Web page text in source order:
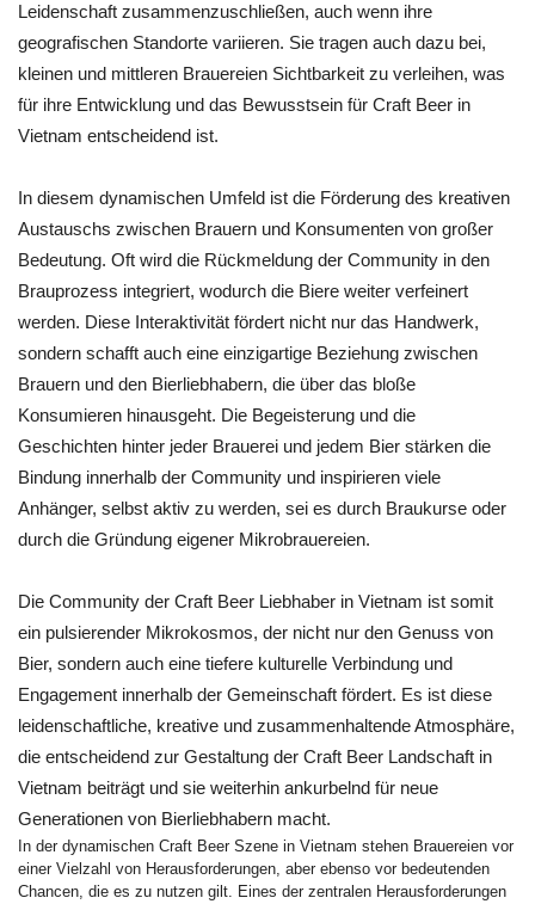
Leidenschaft zusammenzuschließen, auch wenn ihre
geografischen Standorte variieren. Sie tragen auch dazu bei,
kleinen und mittleren Brauereien Sichtbarkeit zu verleihen, was
für ihre Entwicklung und das Bewusstsein für Craft Beer in
Vietnam entscheidend ist.
In diesem dynamischen Umfeld ist die Förderung des kreativen
Austauschs zwischen Brauern und Konsumenten von großer
Bedeutung. Oft wird die Rückmeldung der Community in den
Brauprozess integriert, wodurch die Biere weiter verfeinert
werden. Diese Interaktivität fördert nicht nur das Handwerk,
sondern schafft auch eine einzigartige Beziehung zwischen
Brauern und den Bierliebhabern, die über das bloße
Konsumieren hinausgeht. Die Begeisterung und die
Geschichten hinter jeder Brauerei und jedem Bier stärken die
Bindung innerhalb der Community und inspirieren viele
Anhänger, selbst aktiv zu werden, sei es durch Braukurse oder
durch die Gründung eigener Mikrobrauereien.
Die Community der Craft Beer Liebhaber in Vietnam ist somit
ein pulsierender Mikrokosmos, der nicht nur den Genuss von
Bier, sondern auch eine tiefere kulturelle Verbindung und
Engagement innerhalb der Gemeinschaft fördert. Es ist diese
leidenschaftliche, kreative und zusammenhaltende Atmosphäre,
die entscheidend zur Gestaltung der Craft Beer Landschaft in
Vietnam beiträgt und sie weiterhin ankurbelnd für neue
Generationen von Bierliebhabern macht.
In der dynamischen Craft Beer Szene in Vietnam stehen Brauereien vor
einer Vielzahl von Herausforderungen, aber ebenso vor bedeutenden
Chancen, die es zu nutzen gilt. Eines der zentralen Herausforderungen